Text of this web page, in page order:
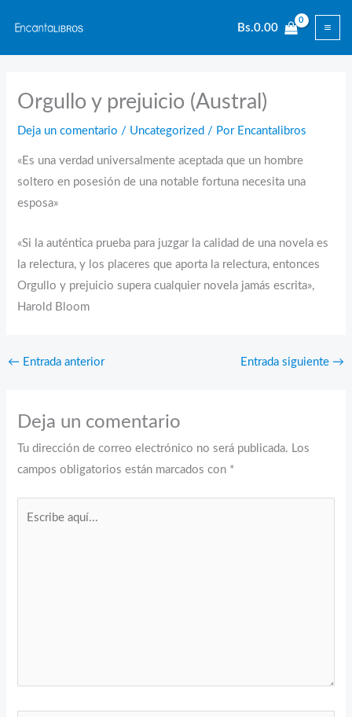
contenido
Bs.0.00
Orgullo y prejuicio (Austral)
Deja un comentario / Uncategorized / Por Encantalibros
«Es una verdad universalmente aceptada que un hombre
soltero en posesión de una notable fortuna necesita una
esposa»
«Si la auténtica prueba para juzgar la calidad de una novela es
la relectura, y los placeres que aporta la relectura, entonces
Orgullo y prejuicio supera cualquier novela jamás escrita»,
Harold Bloom
← Entrada anterior Entrada siguiente →
Deja un comentario
Tu dirección de correo electrónico no será publicada. Los
campos obligatorios están marcados con *